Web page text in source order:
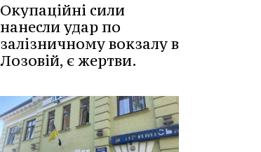
Окупаційні сили
нанесли удар по
залізничному вокзалу в
Лозовій, є жертви.